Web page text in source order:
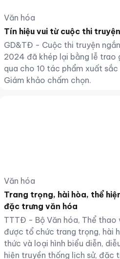
Văn hóa
Tín hiệu vui từ cuộc thi
GD&TĐ - Cuộc thi truyện
2024 đã khép lại bằng lễ trao
qua cho 10 tác phẩm xuất
Giám khảo chấm chọn.
Văn hóa
Trang trọng, hài hòa, thể
đặc trưng văn hóa
TTTĐ - Bộ Văn hóa, Thể thao
được tổ chức trang trọng, hài
thức và loại hình biểu diễn,
hiện truyền thống lịch sử, đặc